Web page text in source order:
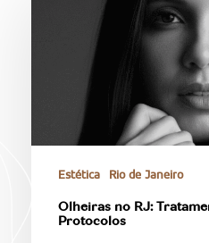
Estética Rio de Janeiro
Olheiras no RJ:
Protocolos